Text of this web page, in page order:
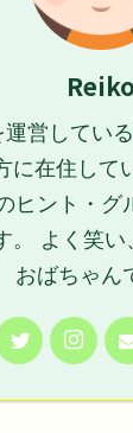
Reiko
運営してい
に在住して
ヒント・グ
。 よく笑
おばちゃん